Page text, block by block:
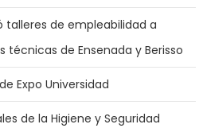
talleres de empleabilidad a
técnicas de Ensenada y Berisso
Expo Universidad
de la Higiene y Seguridad